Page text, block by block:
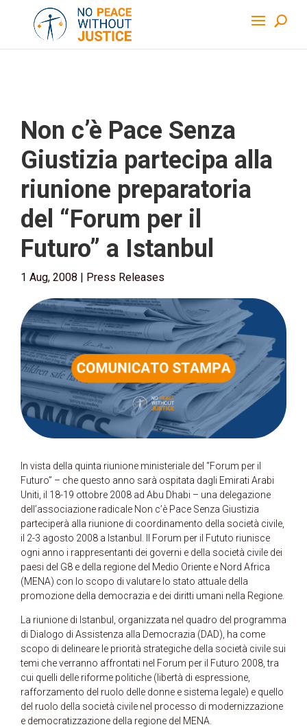
Non c’è Pace Senza
Giustizia partecipa alla
riunione preparatoria
del “Forum per il
Futuro” a Istanbul
1 Aug, 2008 | Press Releases
In vista della quinta riunione ministeriale del “Forum per il
Futuro” – che questo anno sarà ospitata dagli Emirati Arabi
Uniti, il 18-19 ottobre 2008 ad Abu Dhabi – una delegazione
dell’associazione radicale Non c’è Pace Senza Giustizia
parteciperà alla riunione di coordinamento della società civile,
il 2-3 agosto 2008 a Istanbul. Il Forum per il Fututo riunisce
ogni anno i rappresentanti dei governi e della società civile dei
paesi del G8 e della regione del Medio Oriente e Nord Africa
(MENA) con lo scopo di valutare lo stato attuale della
promozione della democrazia e dei diritti umani nella Regione.
La riunione di Istanbul, organizzata nel quadro del programma
di Dialogo di Assistenza alla Democrazia (DAD), ha come
scopo di delineare le priorità strategiche della società civile sui
temi che verranno affrontati nel Forum per il Futuro 2008, tra
cui quelli delle riforme politiche (libertà di espressione,
rafforzamento del ruolo delle donne e sistema legale) e quello
del ruolo della società civile nel processo di modernizzazione
e democratizzazione della regione del MENA.